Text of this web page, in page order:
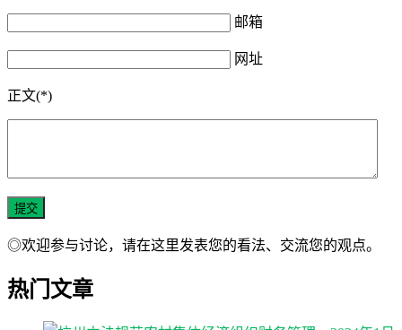
邮箱
网址
正文(*)
◎欢迎参与讨论，请在这里发表您的看法、交流您的观点。
热门文章